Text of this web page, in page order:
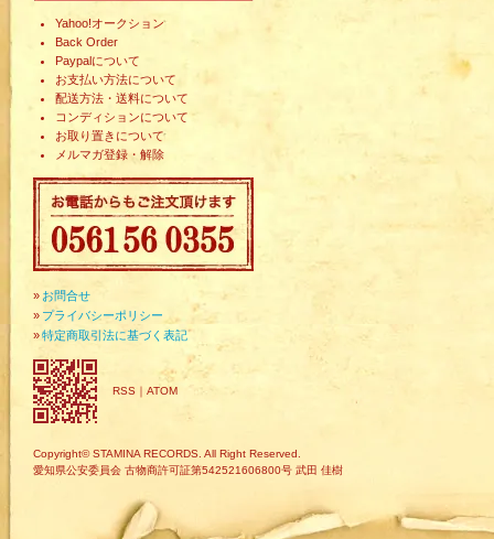
Yahoo!オークション
Back Order
Paypalについて
お支払い方法について
配送方法・送料について
コンディションについて
お取り置きについて
メルマガ登録・解除
» お問合せ
» プライバシーポリシー
»特定商取引法に基づく表記
RSS ｜ ATOM
Copyright© STAMINA RECORDS. All Right Reserved.
愛知県公安委員会 古物商許可証第542521606800号 武田 佳樹